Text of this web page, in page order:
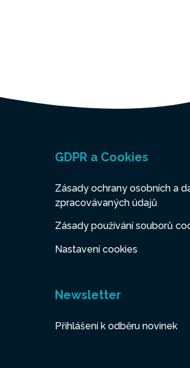
GDPR a Cookies
Zásady ochrany osobních a
zpracovávaných údajů
Zásady používání souborů
Nastavení cookies
Newsletter
Přihlášení k odběru novinek